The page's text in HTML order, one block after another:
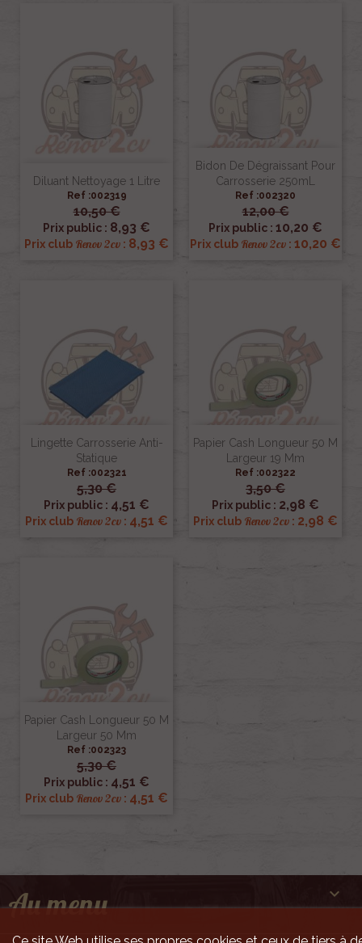
Diluant Nettoyage 1 Litre
Ref :002319
10,50 €
Prix public : 8,93 €
Prix club Renov 2cv : 8,93 €
Bidon De Dégraissant Pour
Carrosserie 250mL
Ref :002320
12,00 €
Prix public : 10,20 €
Prix club Renov 2cv : 10,20 €
Lingette Carrosserie Anti-
Statique
Ref :002321
5,30 €
Prix public : 4,51 €
Prix club Renov 2cv : 4,51 €
Papier Cash Longueur 50 M
Largeur 19 Mm
Ref :002322
3,50 €
Prix public : 2,98 €
Prix club Renov 2cv : 2,98 €
Papier Cash Longueur 50 M
Largeur 50 Mm
Ref :002323
5,30 €
Prix public : 4,51 €
Prix club Renov 2cv : 4,51 €
Au menu 